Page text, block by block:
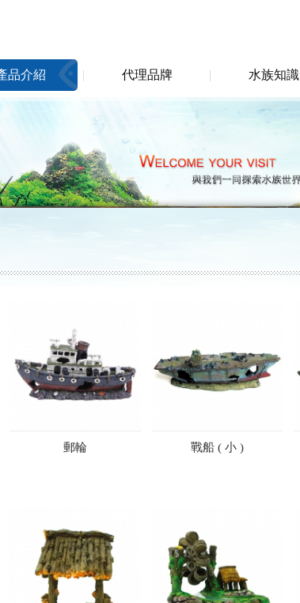
品介紹 代理品牌 水族知識
郵輪 戰船 ( 小 )